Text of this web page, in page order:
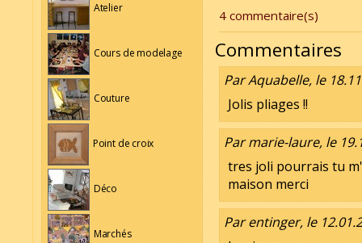
Atelier
Cours de modelage
Couture
Point de croix
Déco
Marchés
4 commentaire(s)
Commentaires
Par Aquabelle, le
Jolis pliages !!
Par marie-laure, le
tres joli pourrais tu
maison merci
Par entinger, le